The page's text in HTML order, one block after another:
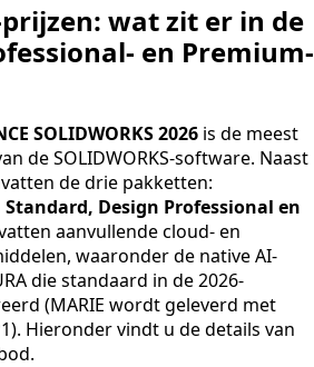
prijzen: wat zit er in de
en Premium-
SOLIDWORKS 2026 is de meest
de SOLIDWORKS-software. Naast
de drie pakketten:
Standard, Design Professional en
aanvullende cloud- en
waaronder de native AI-
die standaard in de 2026-
(MARIE wordt geleverd met
Hieronder vindt u de details van